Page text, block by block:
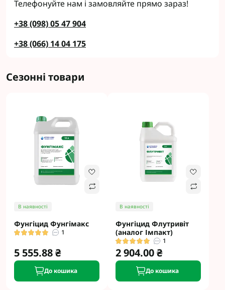
Телефонуйте нам і замовляйте прямо зараз!
+38 (098) 05 47 904
+38 (066) 14 04 175
Сезонні товари
В наявності
Фунгіцид Фунгімакс
1
5 555.88 ₴
До кошика
В наявності
Фунгіцид Флутривіт
(аналог Імпакт)
1
2 904.00 ₴
До кошика